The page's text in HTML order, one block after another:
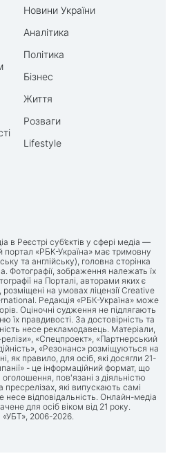
Новини України
Аналітика
Політика
Бізнес
Життя
Розваги
Lifestyle
в Реєстрі суб’єктів у сфері медіа —
портал «РБК-Україна» має тримовну
та англійську), головна сторінка
. Фотографії, зображення належать їх
на Порталі, авторами яких є
на умовах ліцензії Creative
Редакція «РБК-Україна» може
Оціночні судження не підлягають
їх правдивості. За достовірність та
несе рекламодавець. Матеріали,
«Спецпроект», «Партнерський
«Резонанс» розміщуються на
як правило, для осіб, які досягли 21-
- це інформаційний формат, що
пов'язані з діяльністю
які випускають самі
несе відповідальність. Онлайн-медіа
для осіб віком від 21 року.
2006-2026.